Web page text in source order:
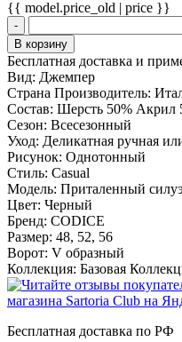
{{ model.price_old | price }}
-
В корзину
Бесплатная доставка и
Вид: Джемпер
Страна Производитель:
Состав: Шерсть 50% Акрил
Сезон: Всесезонный
Уход: Деликатная ручная
Рисунок: Однотонный
Стиль: Casual
Модель: Приталенный
Цвет: Черный
Бренд: CODICE
Размер: 48, 52, 56
Ворот: V образный
Коллекция: Базовая
Бесплатная доставка по РФ